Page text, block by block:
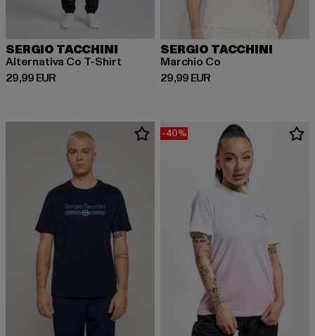
SERGIO TACCHINI
Alternativa Co T-Shirt
29,99 EUR
Derzeitiger Preis: 29,99 EUR
SERGIO TACCHINI
Marchio Co
29,99 EUR
Derzeitiger Preis: 29,99 EUR
-40%